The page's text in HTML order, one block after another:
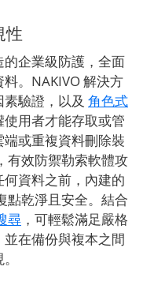
性
企業級防護，全面
。NAKIVO 解決方
驗證，以及 角色式
使用者才能存取或管
或重複資料刪除裝
，有效防禦勒索軟體攻
資料之前，內建的
點乾淨且安全。結合
尋 ，可輕鬆滿足嚴格
在備份與複本之間